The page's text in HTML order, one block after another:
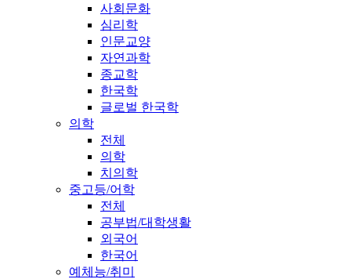
사회문화
심리학
인문교양
자연과학
종교학
한국학
글로벌 한국학
의학
전체
의학
치의학
중고등/어학
전체
공부법/대학생활
외국어
한국어
예체능/취미